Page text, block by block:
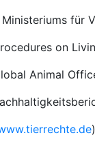
für
on
Animal